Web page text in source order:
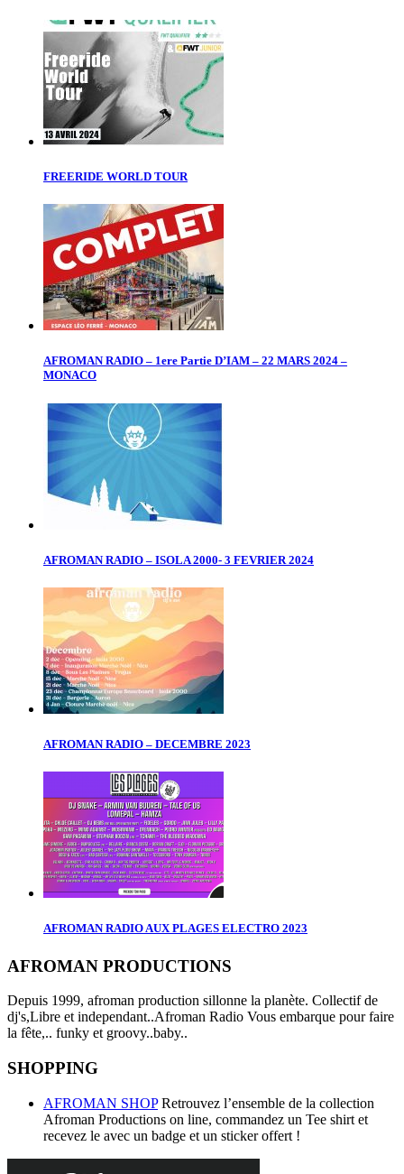
FREERIDE WORLD TOUR
AFROMAN RADIO – 1ere Partie D’IAM – 22 MARS 2024 –
MONACO
AFROMAN RADIO – ISOLA 2000- 3 FEVRIER 2024
AFROMAN RADIO – DECEMBRE 2023
AFROMAN RADIO AUX PLAGES ELECTRO 2023
AFROMAN PRODUCTIONS
Depuis 1999, afroman production sillonne la planète. Collectif de
dj's,Libre et independant..Afroman Radio Vous embarque pour faire
la fête,.. funky et groovy..baby..
SHOPPING
AFROMAN SHOPRetrouvez l’ensemble de la collection
Afroman Productions on line, commandez un Tee shirt et
recevez le avec un badge et un sticker offert !